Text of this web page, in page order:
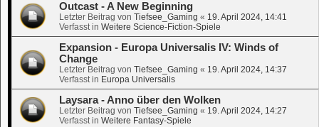
Outcast - A New Beginning
Letzter Beitrag von Tiefsee_Gaming « 19. April 2024, 14:41
Verfasst in Weitere Science-Fiction-Spiele
Expansion - Europa Universalis IV: Winds of
Change
Letzter Beitrag von Tiefsee_Gaming « 19. April 2024, 14:37
Verfasst in Europa Universalis
Laysara - Anno über den Wolken
Letzter Beitrag von Tiefsee_Gaming « 19. April 2024, 14:27
Verfasst in Weitere Fantasy-Spiele